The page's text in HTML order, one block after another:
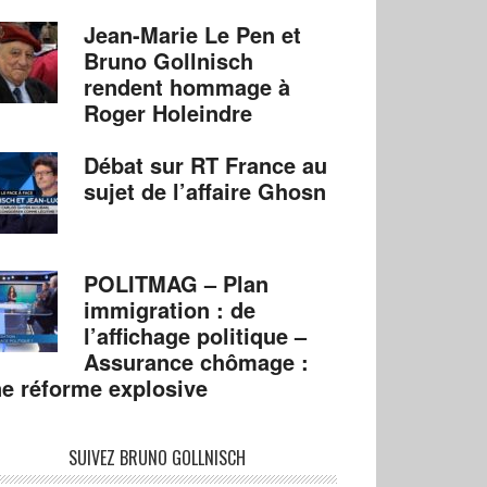
Jean-Marie Le Pen et
Bruno Gollnisch
rendent hommage à
Roger Holeindre
Débat sur RT France au
sujet de l’affaire Ghosn
POLITMAG – Plan
immigration : de
l’affichage politique –
Assurance chômage :
réforme explosive
SUIVEZ BRUNO GOLLNISCH